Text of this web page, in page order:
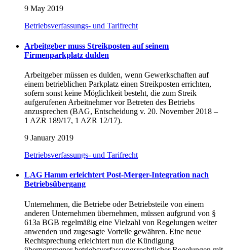
9 May 2019
Betriebsverfassungs- und Tarifrecht
Arbeitgeber muss Streikposten auf seinem
Firmenparkplatz dulden
Arbeitgeber müssen es dulden, wenn Gewerkschaften auf
einem betrieblichen Parkplatz einen Streikposten errichten,
sofern sonst keine Möglichkeit besteht, die zum Streik
aufgerufenen Arbeitnehmer vor Betreten des Betriebs
anzusprechen (BAG, Entscheidung v. 20. November 2018 –
1 AZR 189/17, 1 AZR 12/17).
9 January 2019
Betriebsverfassungs- und Tarifrecht
LAG Hamm erleichtert Post-Merger-Integration nach
Betriebsübergang
Unternehmen, die Betriebe oder Betriebsteile von einem
anderen Unternehmen übernehmen, müssen aufgrund von §
613a BGB regelmäßig eine Vielzahl von Regelungen weiter
anwenden und zugesagte Vorteile gewähren. Eine neue
Rechtsprechung erleichtert nun die Kündigung